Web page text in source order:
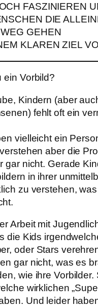
FASZINIEREN
DIE
GEHEN
KLAREN ZIEL
ein Vorbild?
Kindern (aber
fehlt oft ein
vielleicht ein
aber die
gar nicht. Gerade
in ihrer
zu verstehen,
Arbeit mit
die Kids
oder Stars
gar nicht, was es
wie ihre Vorbilder.
wirklichen
Und leider